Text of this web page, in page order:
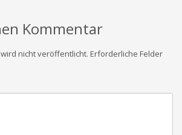
Kommentar
nicht veröffentlicht. Erforderliche Felder